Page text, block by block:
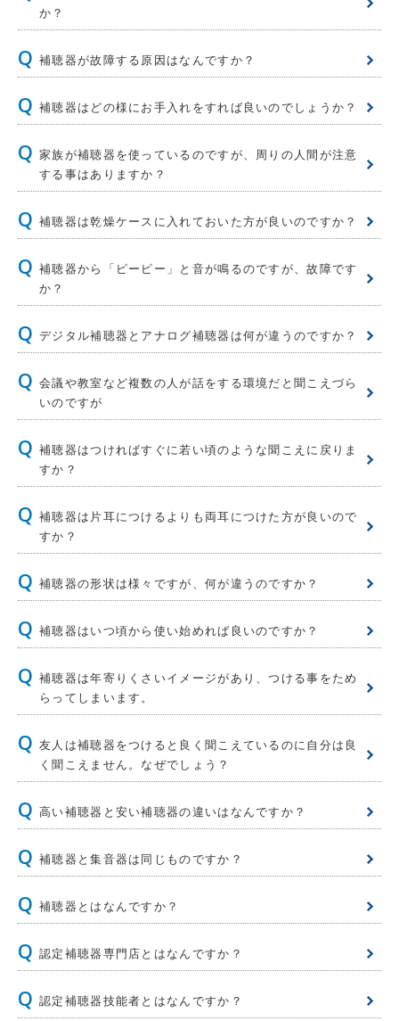
か？
補聴器が故障する原因はなんですか？
補聴器はどの様にお手入れをすれば良いのでしょうか？
家族が補聴器を使っているのですが、周りの人間が注意
する事はありますか？
補聴器は乾燥ケースに入れておいた方が良いのですか？
補聴器から「ピーピー」と音が鳴るのですが、故障です
か？
デジタル補聴器とアナログ補聴器は何が違うのですか？
会議や教室など複数の人が話をする環境だと聞こえづら
いのですが
補聴器はつければすぐに若い頃のような聞こえに戻りま
すか？
補聴器は片耳につけるよりも両耳につけた方が良いので
すか？
補聴器の形状は様々ですが、何が違うのですか？
補聴器はいつ頃から使い始めれば良いのですか？
補聴器は年寄りくさいイメージがあり、つける事をため
らってしまいます。
友人は補聴器をつけると良く聞こえているのに自分は良
く聞こえません。なぜでしょう？
高い補聴器と安い補聴器の違いはなんですか？
補聴器と集音器は同じものですか？
補聴器とはなんですか？
認定補聴器専門店とはなんですか？
認定補聴器技能者とはなんですか？